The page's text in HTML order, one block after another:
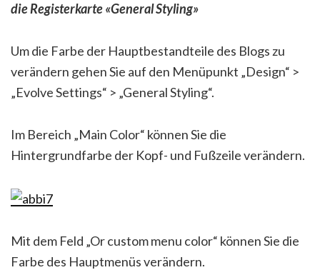
die Registerkarte «General Styling»
Um die Farbe der Hauptbestandteile des Blogs zu
verändern gehen Sie auf den Menüpunkt „Design“ >
„Evolve Settings“ > „General Styling“.
Im Bereich „Main Color“ können Sie die
Hintergrundfarbe der Kopf- und Fußzeile verändern.
Mit dem Feld „Or custom menu color“ können Sie die
Farbe des Hauptmenüs verändern.